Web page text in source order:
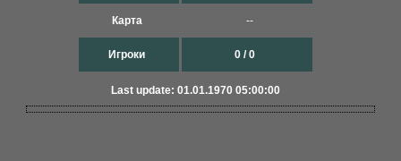
Карта
Игроки
--
0 / 0
Last update: 01.01.1970 05:00:00